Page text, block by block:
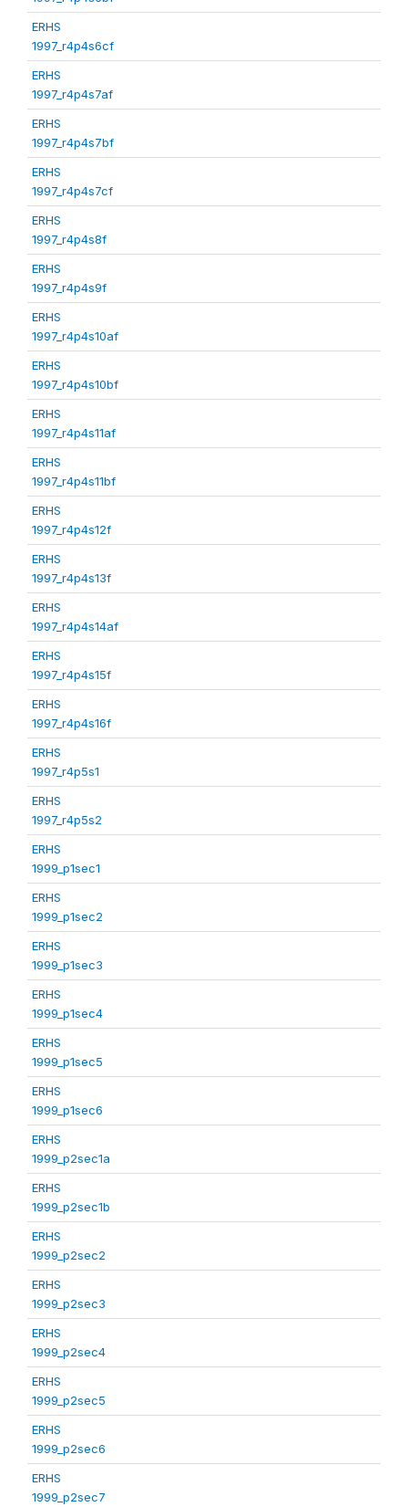
ERHS
1997_r4p4s6cf
ERHS
1997_r4p4s7af
ERHS
1997_r4p4s7bf
ERHS
1997_r4p4s7cf
ERHS
1997_r4p4s8f
ERHS
1997_r4p4s9f
ERHS
1997_r4p4s10af
ERHS
1997_r4p4s10bf
ERHS
1997_r4p4s11af
ERHS
1997_r4p4s11bf
ERHS
1997_r4p4s12f
ERHS
1997_r4p4s13f
ERHS
1997_r4p4s14af
ERHS
1997_r4p4s15f
ERHS
1997_r4p4s16f
ERHS
1997_r4p5s1
ERHS
1997_r4p5s2
ERHS
1999_p1sec1
ERHS
1999_p1sec2
ERHS
1999_p1sec3
ERHS
1999_p1sec4
ERHS
1999_p1sec5
ERHS
1999_p1sec6
ERHS
1999_p2sec1a
ERHS
1999_p2sec1b
ERHS
1999_p2sec2
ERHS
1999_p2sec3
ERHS
1999_p2sec4
ERHS
1999_p2sec5
ERHS
1999_p2sec6
ERHS
1999_p2sec7